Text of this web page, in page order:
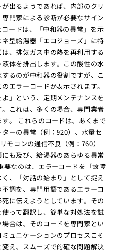
出るようであれば、内部のクリ
門家による診断が必要なサイン
ードは、「中和器の異常」を示
型給湯器「エコジョーズ」に特
、排気ガス中の熱を再利用する
体を排出します。この酸性の水
るのが中和器の役割ですが、こ
エラーコードが表示されます。
よ」という、定期メンテナンスを
これは、多くの場合、専門業者
。 これらのコードは、あくまで
ーの異常（例：920）、水量セ
モコンの通信不良（例：760）
も及び、給湯器のあらゆる異常
要なのは、エラーコードを「故障
、「対話の始まり」として捉え
調を、専門用語であるエラーコ
に伝えようとしています。その
って翻訳し、簡単な対処法を試
合は、そのコードを専門家とい
ュニケーションのプロセスこそ
え、スムーズで的確な問題解決